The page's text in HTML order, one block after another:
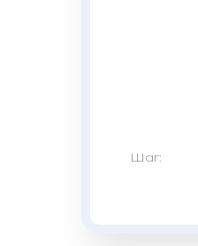
Шаг: